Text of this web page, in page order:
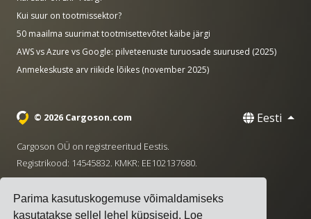
Parima kasutuskogemuse võimaldamiseks
kasutatakse sellel lehel küpsiseid. Loe
Kui suur on tootmissektor?
50 maailma suurimat tootmisettevõtet käibe järgi
AWS vs Azure vs Google: pilveteenuste turuosade suurused (2025)
Anmekeskuste arv riikide lõikes (november 2025)
© 2026 Cargoson.com Eesti
Cargoson OÜ on registreeritud Eestis.
Registrikood: 14545832. KMKR: EE102137680.
· hello@cargoson.com